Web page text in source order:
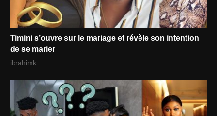
Timini s’ouvre sur le mariage et révèle son intention
de se marier
ibrahimk